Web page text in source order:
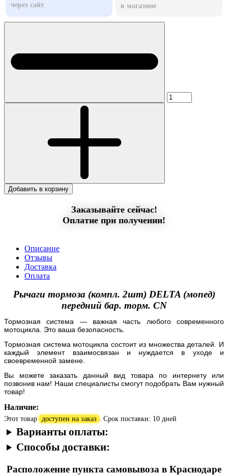
через сайт
в магазине
Добавить в корзину
Заказывайте сейчас!
Оплатие при получении!
Описание
Отзывы
Доставка
Оплата
Рычаги тормоза (компл. 2шт) DELTA (мопед)
передний бар. торм. CN
Тормозная система — важная часть любого современного
мотоцикла. Это ваша безопасность.
Тормозная система мотоцикла состоит из множества деталей. И
каждый элемент взаимосвязан и нуждается в уходе и
своевременной замене.
Вы можете заказать данный вид товара по интернету или
позвонив нам! Наши специалисты смогут подобрать Вам нужный
товар!
Наличие:
Этот товар доступен на заказ . Срок поставки: 10 дней
Варианты оплаты:
Способы доставки:
Расположение пункта самовывоза в Краснодаре